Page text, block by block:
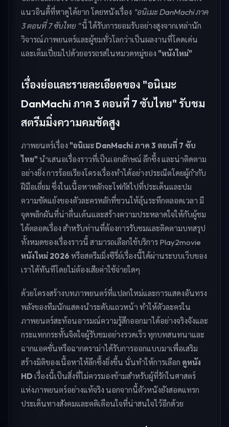
แนวอินดี้ที่หาดูได้ยาก โดยหนังเรื่อง "อนิเมะ DanMachi ภาค
3 ตอนที่ 7 ซับไทย "นี้ ได้รับการยอมรับอย่างสูงจากเหล่านัก
วิจารณ์ภาพยนตร์และผู้ชมทั่วโลกว่าเป็นผลงานที่โดดเด่น
และเต็มเปี่ยมไปด้วยอรรถรสในหมวดหมู่ของ "หนังใหม่"
เรื่องย่อและรายละเอียดของ "อนิเมะ
DanMachi ภาค 3 ตอนที่ 7 ซับไทย" รับชม
สตรีมมิ่งความคมชัดสูง
ภาพยนตร์เรื่อง "อนิเมะ DanMachi ภาค 3 ตอนที่ 7 ซับ
ไทย" นำเสนอเรื่องราวที่เป็นเอกลักษณ์ ลึกซึ้ง และน่าติดตาม
อย่างยิ่ง การร้อยเรียงโครงเรื่องทำได้อย่างประณีตโดยผู้กำกับ
ฝีมือเยี่ยม ซึ่งในเนื้อหาหลักจะโฟกัสไปที่ประเด็นและปม
ความขัดแย้งของตัวละครหลักที่ชวนให้ลุ้นระทึกตลอดเวลา มี
จุดพลิกผันที่น่าตื่นเต้นและสร้างความประหลาดใจให้กับผู้ชม
ได้ตลอดเรื่อง สำหรับท่านที่ต้องการรับชมและติดตามบทสรุป
ทั้งหมดของเรื่องราวนี้ สามารถเลือกใช้บริการ Play2movie
หนังใหม่ 2026 หรือสตรีมมิ่งซีรี่ย์เรื่องนี้ได้ผ่านระบบเว็บของ
เราได้ทันทีโดยไม่ต้องเสียค่าใช้จ่ายใดๆ
ด้วยโครงสร้างบทภาพยนตร์ที่แปลกใหม่และการแสดงอันทรง
พลังของทีมนักแสดงนำระดับแถวหน้า ทำให้ตัวละครใน
ภาพยนตร์สะท้อนอารมณ์ความรู้สึกออกมาได้อย่างจริงจังและ
กระแทกกระทั้นจิตใจผู้รับชมอย่างรวดเร็ว ทุกบทสนทนาและ
ฉากแอคชั่นหรือฉากดราม่าได้รับการออกแบบมาเพื่อเสริม
สร้างมิติของเนื้อหาให้ลึกซึ้งยิ่งขึ้น นั่นทำให้การเลือก ดูหนัง
HD เรื่องนี้เป็นสิ่งที่ไม่ควรมองข้ามสำหรับผู้ที่รักในศาสตร์
แห่งภาพยนตร์อย่างแท้จริง นอกจากนี้ตัวหนังยังสอดแทรก
ประเด็นทางสังคมและคติเตือนใจที่น่าสนใจไว้อีกด้วย